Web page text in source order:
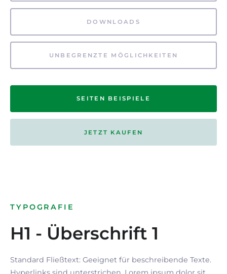
DOWNLOADS
UNBEGRENZTE MÖGLICHKEITEN
SEITEN BEISPIELE
JETZT KAUFEN
TYPOGRAFIE
H1 - Überschrift 1
Standard Fließtext: Geeignet für beschreibende Texte.